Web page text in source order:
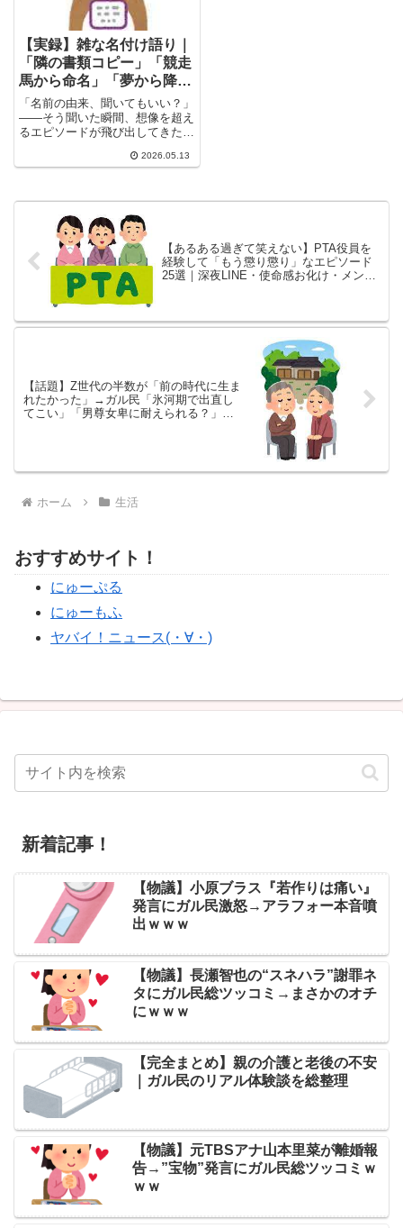
【実録】雑な名付け語り｜
「隣の書類コピー」「競走
馬から命名」「夢から降り
てきた」…理由がシュール
すぎるｗｗｗｗ
「名前の由来、聞いてもいい？」
——そう聞いた瞬間、想像を超え
るエピソードが飛び出してきた。
2026.05.13
【あるある過ぎて笑えない】PTA役員を
経験して「もう懲り懲り」なエピソード
25選｜深夜LINE・使命感お化け・メンバ
【話題】Z世代の半数が「前の時代に生ま
れたかった」→ガル民「氷河期で出直し
てこい」「男尊女卑に耐えられる？」｜
ホーム 生活
おすすめサイト！
にゅーぷる
にゅーもふ
ヤバイ！ニュース(・∀・)
新着記事！
【物議】小原ブラス『若作りは痛い』
発言にガル民激怒→アラフォー本音噴
出ｗｗｗ
【物議】長瀬智也の“スネハラ”謝罪ネ
タにガル民総ツッコミ→まさかのオチ
にｗｗｗ
【完全まとめ】親の介護と老後の不安
｜ガル民のリアル体験談を総整理
【物議】元TBSアナ山本里菜が離婚報
告→”宝物”発言にガル民総ツッコミｗ
ｗｗ